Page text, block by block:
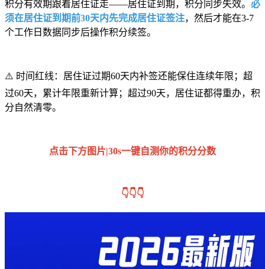
积分有效期跟着居住证走——居住证到期，积分同步失效。 必
须在居住证到期前30天内先完成居住证签注，然后才能在3-7
个工作日数据同步后操作积分续签。
⚠️ 时间红线：居住证过期60天内补签还能保住连续年限；超
过60天，累计年限重新计算；超过90天，居住证都得重办，积
分自然清零。
点击下方图片|30s一键自测你的积分分数
👇👇👇